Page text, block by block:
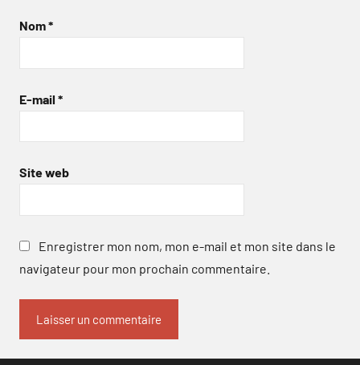
Nom*
E-mail *
Site web
Enregistrer mon nom, mon e-mail et mon site dans le
navigateur pour mon prochain commentaire.